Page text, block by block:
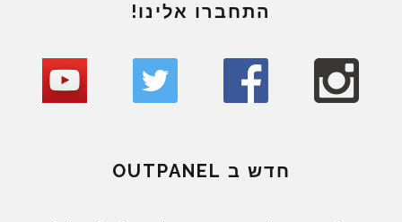
התחברו אלינו!
חדש ב OUTPANEL